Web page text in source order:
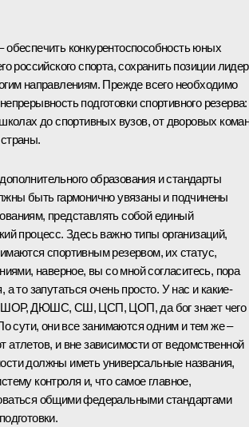
конкурентоспособность юных
российского спорта, сохранить позиции
направлениям. Прежде всего необходимо
подготовки спортивного резерва:
до спортивных вузов, от дворовых
образования и стандарты
быть гармонично увязаны и подчинены
представлять собой единый
процесс. Здесь важно типы организаций,
спортивным резервом, их статус,
наверное, вы со мной согласитесь, пора
а то запутаться очень просто. У нас и какие-
ДЮШС, СШ, ЦСП, ЦОП, да бог знает чего
сути, они все занимаются одним и тем же –
атлетов, и вне зависимости от ведомственной
должны иметь универсальные названия,
контроля и, что самое главное,
общими федеральными стандартами